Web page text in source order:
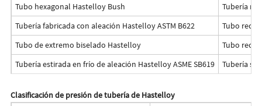
Tubo hexagonal Hastelloy Bush
Tubería
Tubería fabricada con aleación Hastelloy ASTM B622
Tubo
Tubo de extremo biselado Hastelloy
Tubo
Tubería estirada en frío de aleación Hastelloy ASME SB619
Tubería
Clasificación de presión de tubería de Hastelloy